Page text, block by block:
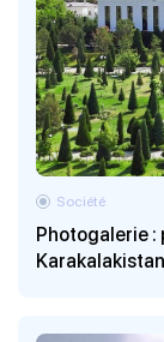
Photogalerie :
Karakalakistan
Société